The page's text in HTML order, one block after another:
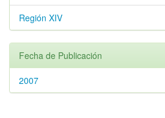
Región XIV
Fecha de Publicación
2007